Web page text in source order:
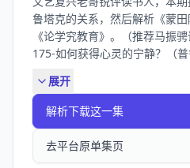
鲁塔克的关系，然后解析《蒙田
《论学究教育》。（推荐马振
175-如何获得心灵的宁静？（普
播客的年轻人？ 159-如何从敌
颜无耻的烦人精 146-古罗马老
何区分朋友和马屁精？ 135-如
前奏：巴赫c小调平均律 弹奏
展开
解析下载这一集
去平台原单集页